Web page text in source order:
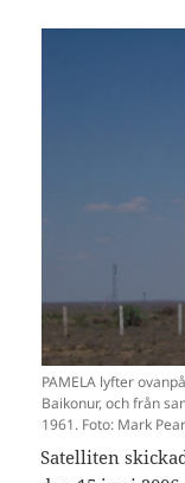
PAMELA lyfter
Baikonur, och från
1961. Foto: Mark
Satelliten